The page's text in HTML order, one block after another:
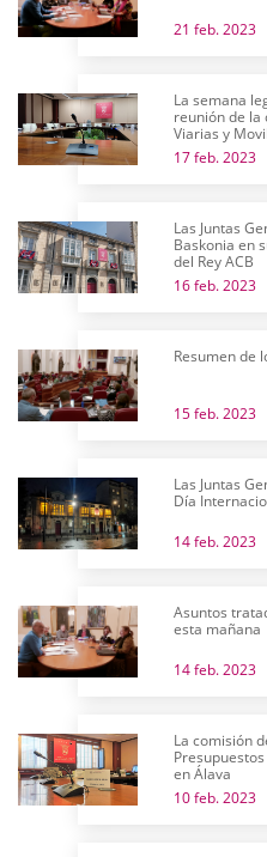
21 feb. 2023
La semana
reunión de la
Viarias y
17 feb. 2023
Las Juntas
Baskonia en
del Rey ACB
16 feb. 2023
Resumen de
15 feb. 2023
Las Juntas
Día
14 feb. 2023
Asuntos
esta mañana
14 feb. 2023
La comisión
en Álava
10 feb. 2023